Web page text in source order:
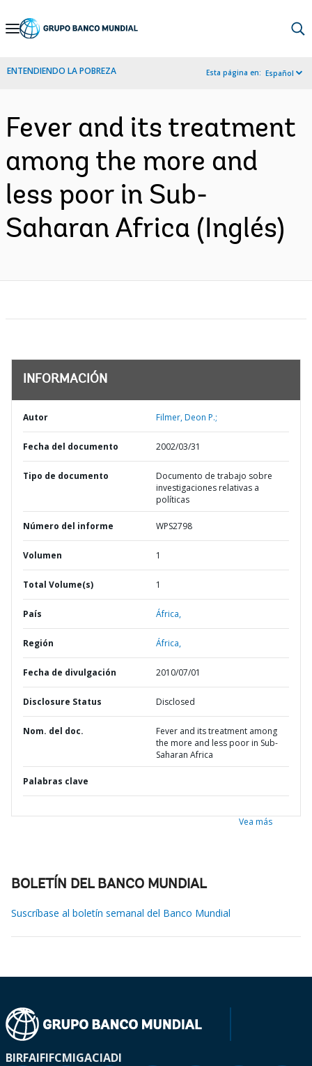
Skip
Navigation
ENTENDIENDO LA POBREZA Esta página en: Español
Fever and its treatment
among the more and
less poor in Sub-
Saharan Africa (Inglés)
INFORMACIÓN
Autor Filmer, Deon P.;
Fecha del documento 2002/03/31
Tipo de documento
Documento de trabajo sobre
investigaciones relativas a
políticas
Número del informe WPS2798
Volumen 1
Total Volume(s) 1
País África,
Región África,
Fecha de divulgación 2010/07/01
Disclosure Status Disclosed
Nom. del doc.
Fever and its treatment among
the more and less poor in Sub-
Saharan Africa
Palabras clave
Vea más
BOLETÍN DEL BANCO MUNDIAL
Suscríbase al boletín semanal del Banco Mundial
BIRFAIFIFCMIGACIADI